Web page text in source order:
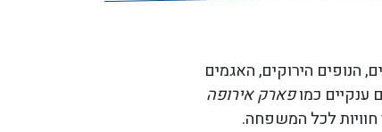
הנופים הירוקים, האגמים
ענקיים כמופארק אירופה
חוויות לכל המשפחה.